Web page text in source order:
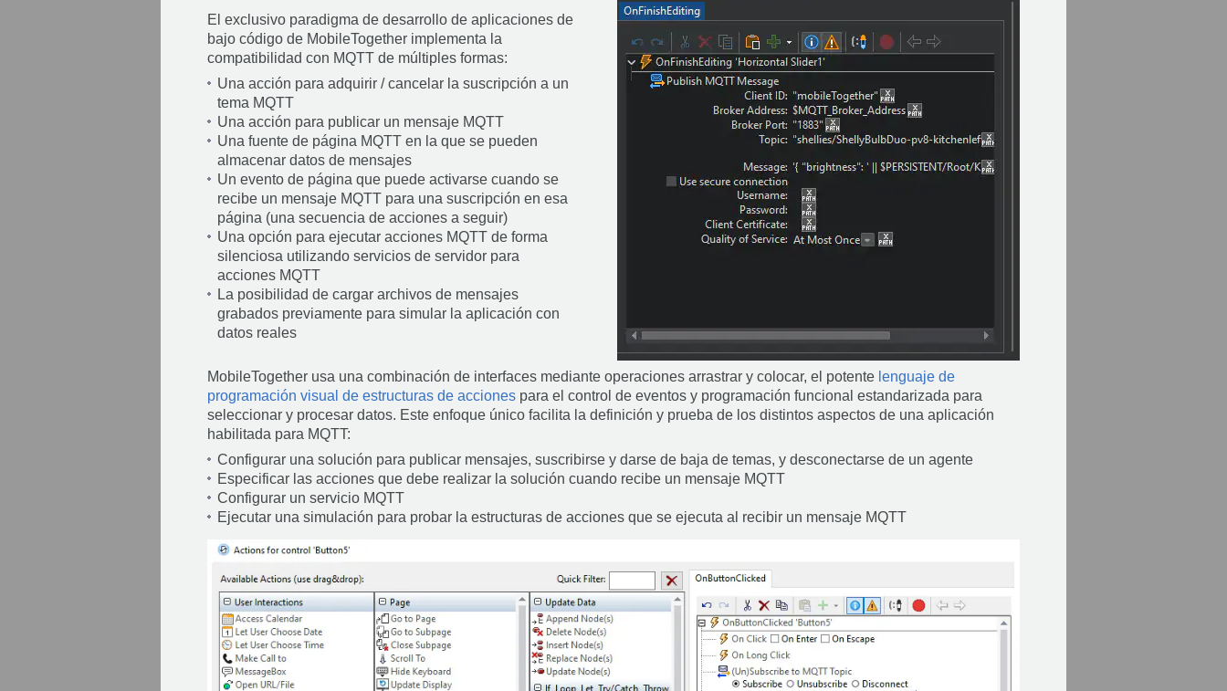
El exclusivo paradigma de desarrollo de aplicaciones de
bajo código de MobileTogether implementa la
compatibilidad con MQTT de múltiples formas:
Una acción para adquirir / cancelar la suscripción a un
tema MQTT
Una acción para publicar un mensaje MQTT
Una fuente de página MQTT en la que se pueden
almacenar datos de mensajes
Un evento de página que puede activarse cuando se
recibe un mensaje MQTT para una suscripción en esa
página (una secuencia de acciones a seguir)
Una opción para ejecutar acciones MQTT de forma
silenciosa utilizando servicios de servidor para
acciones MQTT
La posibilidad de cargar archivos de mensajes
grabados previamente para simular la aplicación con
datos reales
MobileTogether usa una combinación de interfaces mediante operaciones arrastrar y colocar, el potente lenguaje de
programación visual de estructuras de acciones para el control de eventos y programación funcional estandarizada para
seleccionar y procesar datos. Este enfoque único facilita la definición y prueba de los distintos aspectos de una aplicación
habilitada para MQTT:
Configurar una solución para publicar mensajes, suscribirse y darse de baja de temas, y desconectarse de un agente
Especificar las acciones que debe realizar la solución cuando recibe un mensaje MQTT
Configurar un servicio MQTT
Ejecutar una simulación para probar la estructuras de acciones que se ejecuta al recibir un mensaje MQTT